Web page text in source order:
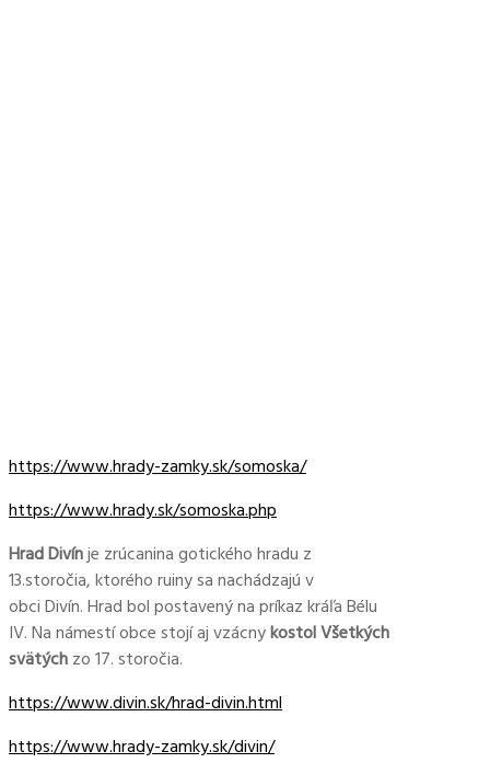
https://www.hrady-zamky.sk/somoska/
https://www.hrady.sk/somoska.php
Hrad Divínje zrúcanina gotického hradu z
13.storočia, ktorého ruiny sa nachádzajú v
obci Divín. Hrad bol postavený na príkaz kráľa Bélu
IV. Na námestí obce stojí aj vzácnykostol Všetkých
svätýchzo 17. storočia.
https://www.divin.sk/hrad-divin.html
https://www.hrady-zamky.sk/divin/